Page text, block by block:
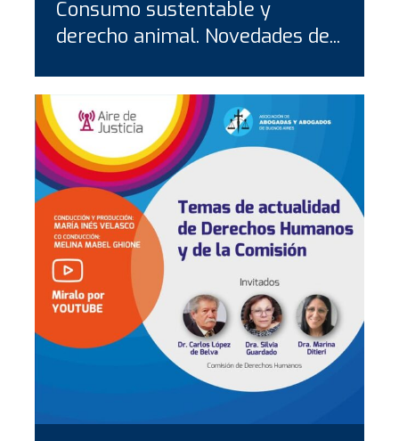
Consumo sustentable y
derecho animal. Novedades de...